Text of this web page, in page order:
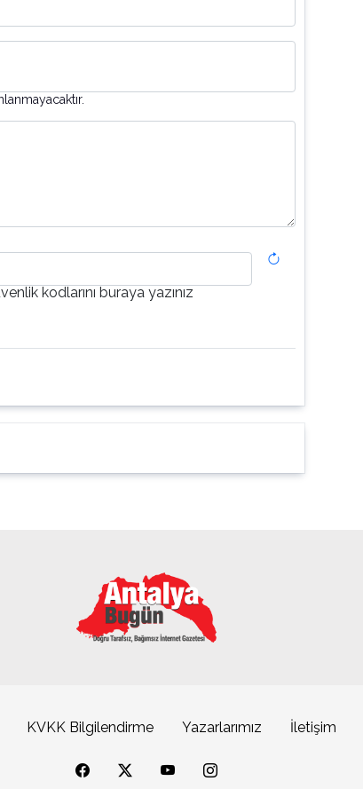
kodlarını buraya yazınız
KVKK Bilgilendirme Yazarlarımız İletişim